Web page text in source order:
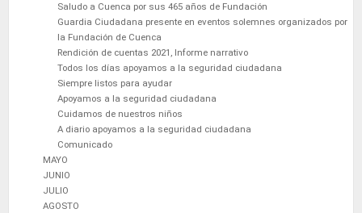
Saludo a Cuenca por sus 465 años de Fundación
Guardia Ciudadana presente en eventos solemnes organizados por
la Fundación de Cuenca
Rendición de cuentas 2021, Informe narrativo
Todos los días apoyamos a la seguridad ciudadana
Siempre listos para ayudar
Apoyamos a la seguridad ciudadana
Cuidamos de nuestros niños
A diario apoyamos a la seguridad ciudadana
Comunicado
MAYO
JUNIO
JULIO
AGOSTO